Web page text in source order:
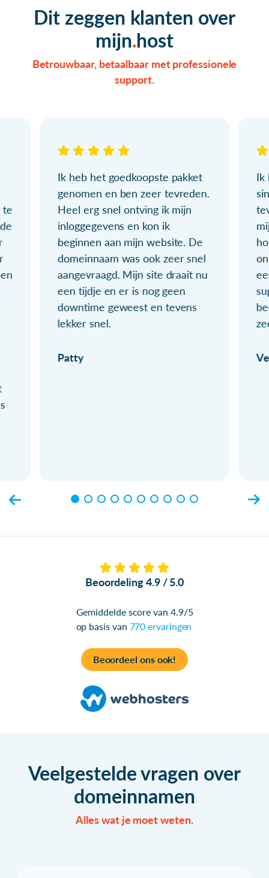
Dit zeggen klanten over
mijn host
Betrouwbaar, betaalbaar met professionele
support.
te
Ik heb het goedkoopste pakket
genomen en ben zeer tevreden.
Heel erg snel ontving ik mijn
inloggegevens en kon ik
beginnen aan mijn website. De
domeinnaam was ook zeer snel
aangevraagd. Mijn site draait nu
een tijdje en er is nog geen
downtime geweest en tevens
lekker snel.
Patty
Ik
Beoordeling 4.9 / 5.0
Gemiddelde score van 4.9/5
op basis van 770 ervaringen
Beoordeel ons ook!
Veelgestelde vragen over
domeinnamen
Alles wat je moet weten.